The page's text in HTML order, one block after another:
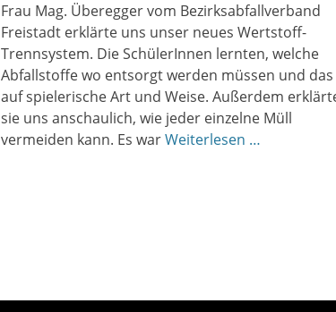
Frau Mag. Überegger vom Bezirksabfallverband
Freistadt erklärte uns unser neues Wertstoff-
Trennsystem. Die SchülerInnen lernten, welche
Abfallstoffe wo entsorgt werden müssen und das
auf spielerische Art und Weise. Außerdem
sie uns anschaulich, wie jeder einzelne Müll
vermeiden kann. Es warWeiterlesen …